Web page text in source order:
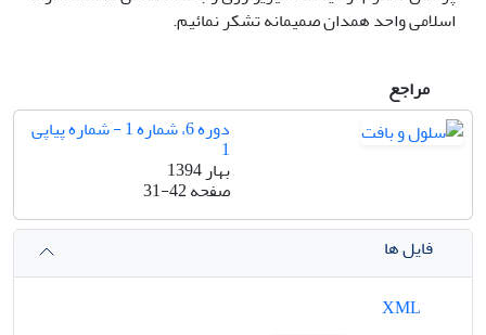
اسلامی واحد همدان صمیمانه تشکر نمائیم.
مراجع
دوره 6، شماره 1 - شماره پیاپی
1
بهار 1394
صفحه31-42
فایل ها